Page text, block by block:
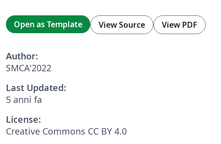
Open as Template View Source View PDF
Author:
SMCA'2022
Last Updated:
5 anni fa
License:
Creative Commons CC BY 4.0